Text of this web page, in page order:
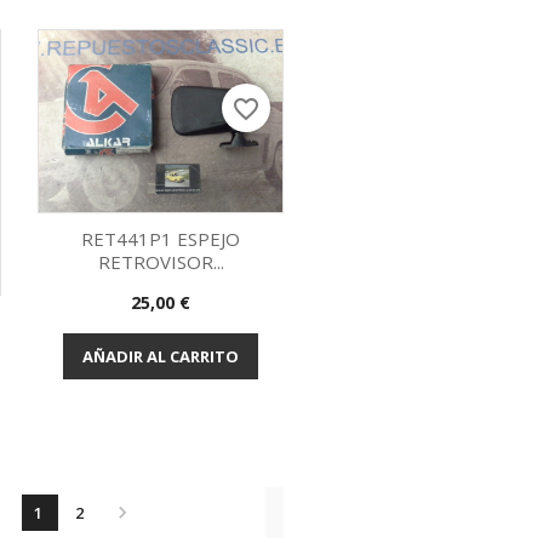
Vista rápida
RET441P1 ESPEJO
RETROVISOR...
Precio
25,00 €
AÑADIR AL CARRITO
favorite_border
1 2 